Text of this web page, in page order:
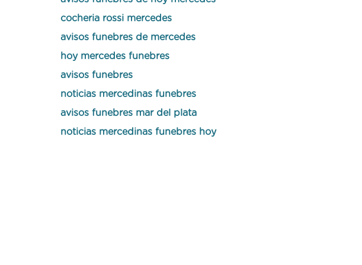
cocheria rossi mercedes
avisos funebres de mercedes
hoy mercedes funebres
avisos funebres
noticias mercedinas funebres
avisos funebres mar del plata
noticias mercedinas funebres hoy